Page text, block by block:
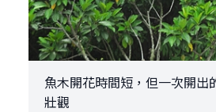
魚木開花時間短，但一次開出
壯觀